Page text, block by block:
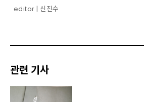
editor | 신진수
관련 기사